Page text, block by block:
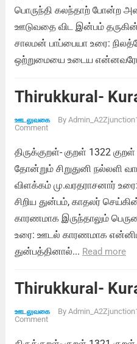
பொருந்தி கலந்தாற் போன்ற
ஊடுவதை விட இன்பம்
சாலமன் பாப்பையா உரை:
ஒற்றுமையை உடைய
Thirukkural-
ஊடலுவகை By
Comment
திருக்குறள்- குறள் 1322
தோன்றும் சிறுதுனி நல்லளி
விளக்கம் மு.வரதராசனார்
சிறிய துன்பம், காதலர்
காரணமாக இருந்தாலும்
உரை: ஊடல் காரணமாக
துன்பத்தினால்... Read more
Thirukkural-
ஊடலுவகை By
Comment